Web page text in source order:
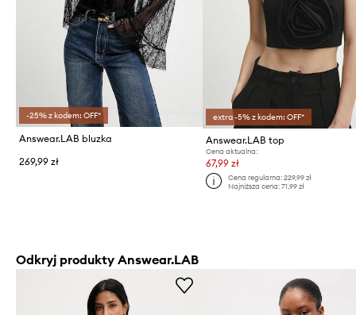
-25% z kodem: OFF*
Answear.LAB bluzka
269,99 zł
extra -5% z kodem: OFF*
Answear.LAB top
Cena aktualna:
67,99 zł
Cena regularna: 229,99 zł
Najniższa cena: 71,99 zł
Odkryj produkty Answear.LAB